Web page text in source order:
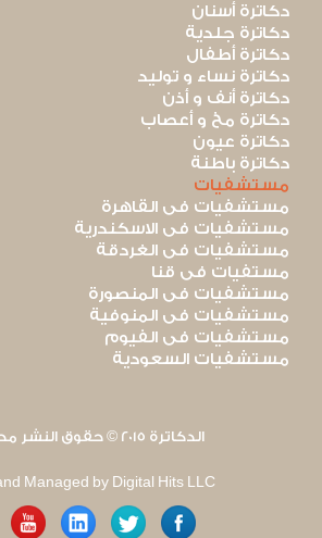
دكاترة أسنان
دكاترة جلدية
دكاترة أطفال
دكاترة نساء و توليد
دكاترة أنف و أذن
دكاترة مخ و أعصاب
دكاترة عيون
دكاترة باطنة
مستشفيات
مستشفيات فى القاهرة
مستشفيات فى الاسكندرية
مستشفيات فى الغردقة
مستفيات فى قنا
مستشفيات فى المنصورة
مستشفيات فى المنوفية
مستشفيات فى الفيوم
مستشفيات السعودية
الدكاترة 2015 © حقوق النشر محفوظة
Managed by Digital Hits LLC